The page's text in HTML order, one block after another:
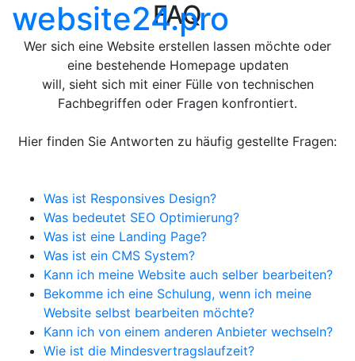
website24.pro
FAQ
Wer sich eine Website erstellen lassen möchte oder
eine bestehende Homepage updaten
will, sieht sich mit einer Fülle von technischen
Fachbegriffen oder Fragen konfrontiert.
Hier finden Sie Antworten zu häufig gestellte Fragen:
Was ist Responsives Design?
Was bedeutet SEO Optimierung?
Was ist eine Landing Page?
Was ist ein CMS System?
Kann ich meine Website auch selber bearbeiten?
Bekomme ich eine Schulung, wenn ich meine
Website selbst bearbeiten möchte?
Kann ich von einem anderen Anbieter wechseln?
Wie ist die Mindesvertragslaufzeit?